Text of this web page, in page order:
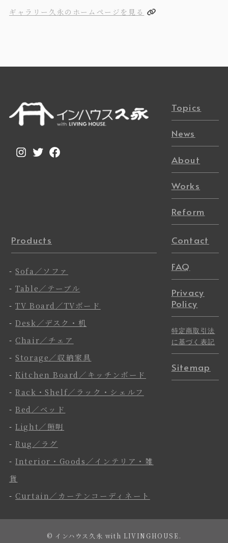
ギャラリー久永のホームページを見る
Instagram
TwitterFacebook
Topics
News
About
Works
Reform
Products
-Sofa／ソファ
-Table／テーブル
-TV Board／TVボード
-Desk／デスク・机
- Chair／チェア
-Storage／収納家具
-Kitchen Board／キッチンボード
-Rack・Shelf／ラック・シェルフ
-Bed／ベッド
-Light／照明
-Rug／ラグ
-Interior・Goods／インテリア・雑
貨
- Curtain／カーテンコーディネート
Contact
FAQ
Privacy
Policy
特定商取引法
に基づく表記
Sitemap
© インハウス久永 with LIVINGHOUSE.